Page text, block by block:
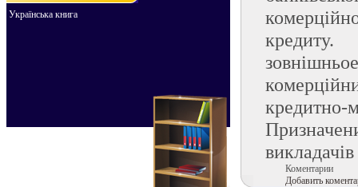
Українська книга
кредитно-
Коментарии
Добавить